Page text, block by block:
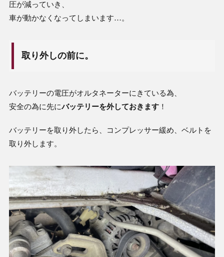
圧が減っていき、
車が動かなくなってしまいます…。
取り外しの前に。
バッテリーの電圧がオルタネーターにきている為、
安全の為に先にバッテリーを外しておきます！
バッテリーを取り外したら、コンプレッサー緩め、ベルトを
取り外します。